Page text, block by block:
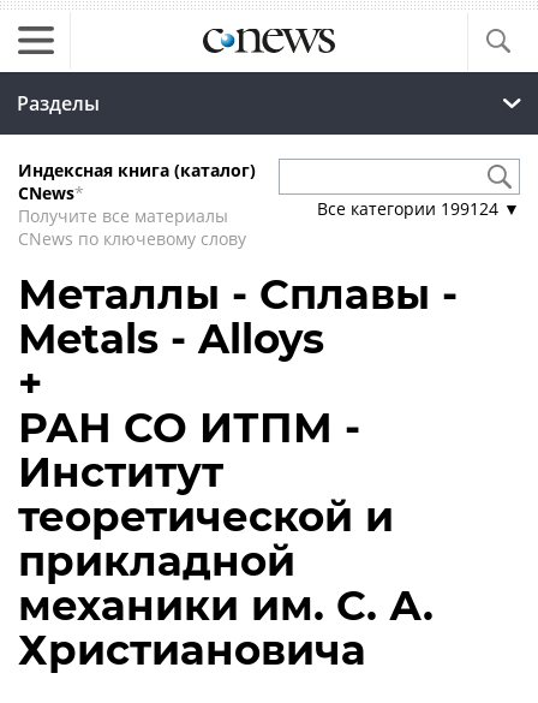
Разделы
Индексная книга (каталог)
CNews*
Получите все материалы
CNews по ключевому слову
Все категории 199124 ▼
Металлы - Сплавы -
Metals - Alloys
+
РАН СО ИТПМ -
Институт
теоретической и
прикладной
механики им. С. А.
Христиановича